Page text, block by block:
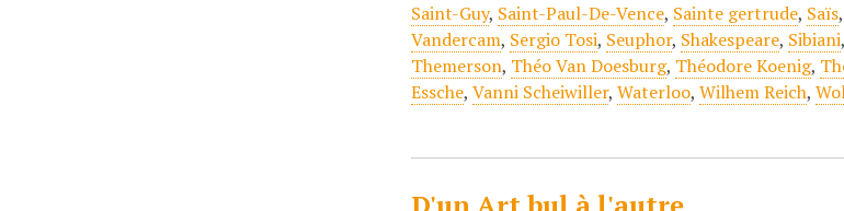
Saint-Guy, Saint-Paul-De-Vence, Sainte gertrude, Saïs,
Vandercam, Sergio Tosi, Seuphor, Shakespeare, Sibiani,
Themerson, Théo Van Doesburg, Théodore Koenig,
Essche,Vanni Scheiwiller,Waterloo,Wilhem Reich,